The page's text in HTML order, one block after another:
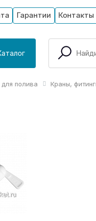
Гарантии Контакты
для полива Краны,